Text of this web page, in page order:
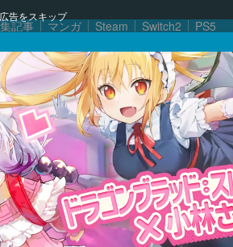
広告をスキップ
記事 マンガ Steam Switch2 PS5